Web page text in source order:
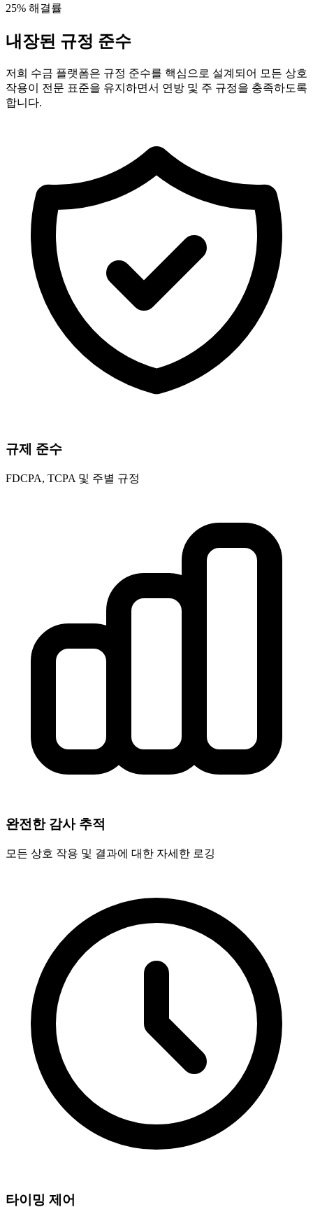
25% 해결률
내장된 규정 준수
저희 수금 플랫폼은 규정 준수를 핵심으로 설계되어 모든 상호
작용이 전문 표준을 유지하면서 연방 및 주 규정을 충족하도록
합니다.
규제 준수
FDCPA, TCPA 및 주별 규정
완전한 감사 추적
모든 상호 작용 및 결과에 대한 자세한 로깅
타이밍 제어